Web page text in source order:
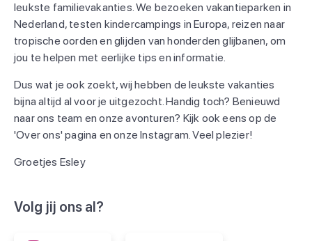
leukste familievakanties. We bezoeken vakantieparken in
Nederland, testen kindercampings in Europa, reizen naar
tropische oorden en glijden van honderden glijbanen, om
jou te helpen met eerlijke tips en informatie.
Dus wat je ook zoekt, wij hebben de leukste vakanties
bijna altijd al voor je uitgezocht. Handig toch? Benieuwd
naar ons team en onze avonturen? Kijk ook eens op de
'Over ons' pagina en onze Instagram. Veel plezier!
Groetjes Esley
Volg jij ons al?